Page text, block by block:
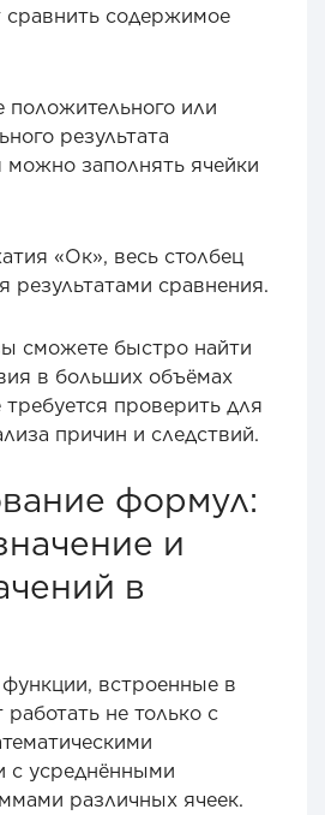
сравнить содержимое
положительного или
результата
можно заполнять ячейки
«Ок», весь столбец
результатами сравнения.
сможете быстро найти
в больших объёмах
проверить для
причин и следствий.
формул:
и
в
встроенные в
не только с
с усреднёнными
различных ячеек.